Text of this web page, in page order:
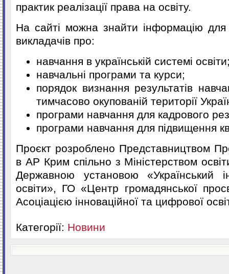
практик реалізації права на освіту.
На сайті можна знайти інформацію для
викладачів про:
навчання в українській системі
навчальні програми та курси;
порядок визнання результатів
тимчасово окупованій території
програми навчання для кадрового
програми навчання для підвищення
Проєкт розроблено Представництвом
в АР Крим спільно з Міністерством
Державною установою «Український
освіти», ГО «Центр громадянської
Асоціацією інноваційної та цифрової
Категорії: Новини